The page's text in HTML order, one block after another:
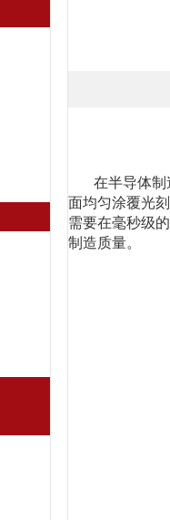
在半导体
面均匀涂覆光
需要在毫秒级
制造质量。